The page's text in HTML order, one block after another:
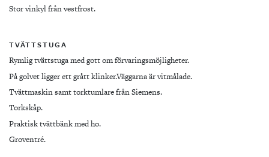
Stor vinkyl från vestfrost.
TVÄTTSTUGA
Rymlig tvättstuga med gott om förvaringsmöjligheter.
På golvet ligger ett grått klinker.Väggarna är vitmålade.
Tvättmaskin samt torktumlare från Siemens.
Torkskåp.
Praktisk tvättbänk med ho.
Groventré.